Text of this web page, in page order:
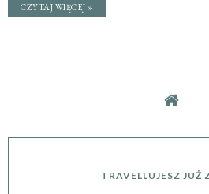
CZYTAJ WIĘCEJ »
TRAVELLUJESZ JUŻ